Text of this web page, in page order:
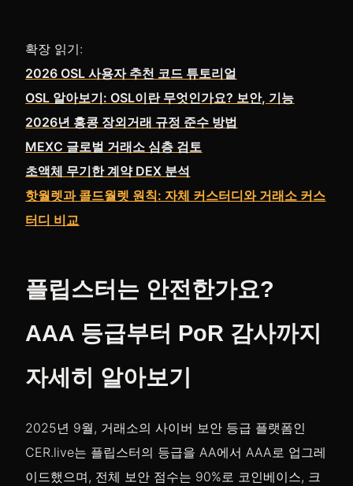
확장 읽기:
2026 OSL 사용자 추천 코드 튜토리얼
OSL 알아보기: OSL이란 무엇인가요? 보안, 기능
2026년 홍콩 장외거래 규정 준수 방법
MEXC 글로벌 거래소 심층 검토
초액체 무기한 계약 DEX 분석
핫월렛과 콜드월렛 원칙: 자체 커스터디와 거래소 커스
터디 비교
플립스터는 안전한가요?
AAA 등급부터 PoR 감사까지
자세히 알아보기
2025년 9월, 거래소의 사이버 보안 등급 플랫폼인
CER.live는 플립스터의 등급을 AA에서 AAA로 업그레
이드했으며, 전체 보안 점수는 90%로 코인베이스, 크